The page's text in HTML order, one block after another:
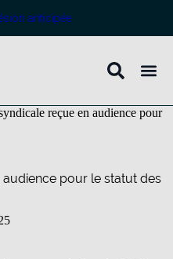
anticipée
reçue en audience pour
audience pour le statut des